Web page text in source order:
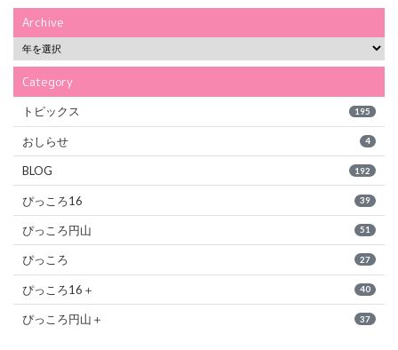
Archive
Category
トピックス 195
おしらせ 4
BLOG 192
ぴっころ16 39
ぴっころ円山 51
ぴっころ 27
ぴっころ16＋ 40
ぴっころ円山＋ 37